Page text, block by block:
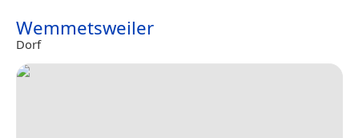
Wemmetsweiler
Dorf